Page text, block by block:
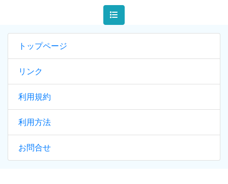
トップページ
リンク
利用規約
利用方法
お問合せ